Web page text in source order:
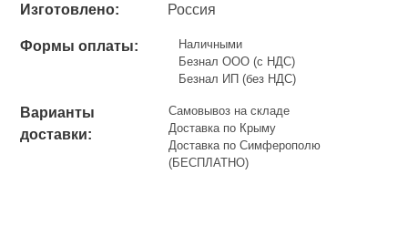
Изготовлено: Россия
Формы оплаты:
Наличными
Безнал ООО (с НДС)
Безнал ИП (без НДС)
Варианты
доставки:
Самовывоз на складе
Доставка по Крыму
Доставка по Симферополю
(БЕСПЛАТНО)